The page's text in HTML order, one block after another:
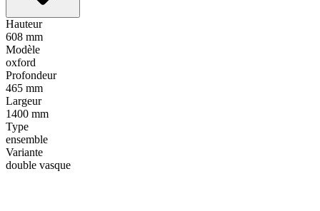
Hauteur
608 mm
Modèle
oxford
Profondeur
465 mm
Largeur
1400 mm
Type
ensemble
Variante
double vasque